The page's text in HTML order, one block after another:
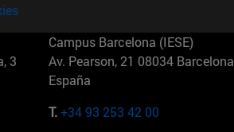
3
Campus Barcelona (IESE)
Av. Pearson, 21 08034 Barcelona
España
T.+34 93 253 42 00